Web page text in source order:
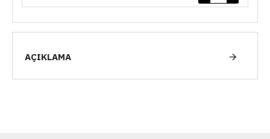
AÇIKLAMA